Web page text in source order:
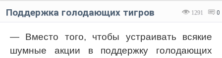
1291 0
Поддержка голодающих тигров
— Вместо того, чтобы устраивать всякие
шумные акции в поддержку голодающих